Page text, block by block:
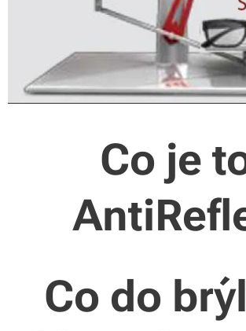
Co je
Co do